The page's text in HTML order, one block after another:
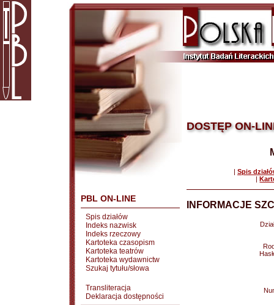
PBL ON-LINE
Spis działów
Indeks nazwisk
Indeks rzeczowy
Kartoteka czasopism
Kartoteka teatrów
Kartoteka wydawnictw
Szukaj tytułu/słowa
Transliteracja
Deklaracja dostępności
DOSTĘP ON-
| Spis
|
INFORMACJE